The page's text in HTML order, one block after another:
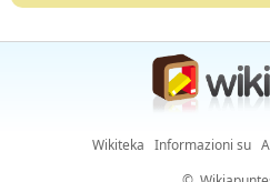
Wikiteka Informazioni su